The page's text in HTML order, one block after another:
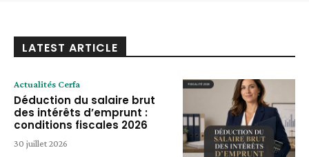
LATEST ARTICLE
Actualités Cerfa
Déduction du salaire brut
des intérêts d’emprunt :
conditions fiscales 2026
30 juillet 2026